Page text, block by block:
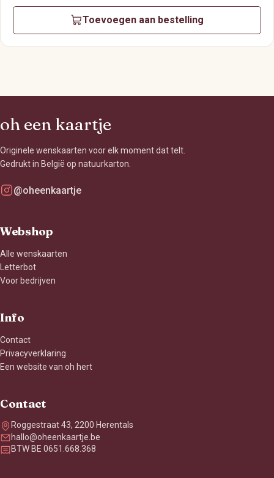
Toevoegen aan bestelling
oh een kaartje
Originele wenskaarten voor elk moment dat telt.
Gedrukt in België op natuurkarton.
@oheenkaartje
Webshop
Alle wenskaarten
Letterbot
Voor bedrijven
Info
Contact
Privacyverklaring
Een website van oh hert
Contact
Roggestraat 43, 2200 Herentals
hallo@oheenkaartje.be
BTW BE 0651.668.368